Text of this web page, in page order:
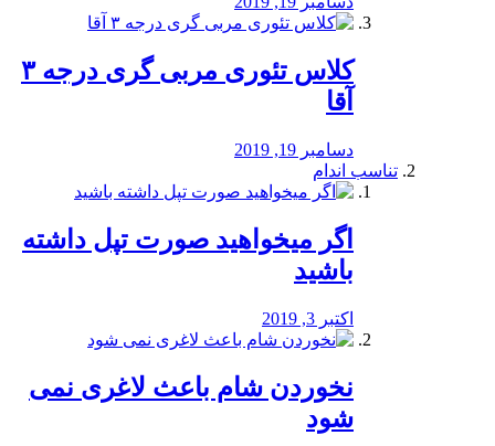
کلاس تئوری مربی گری درجه ۳
آقا
دسامبر 19, 2019
تناسب اندام
اگر میخواهید صورت تپل داشته
باشید
اکتبر 3, 2019
نخوردن شام باعث لاغری نمی
‌شود